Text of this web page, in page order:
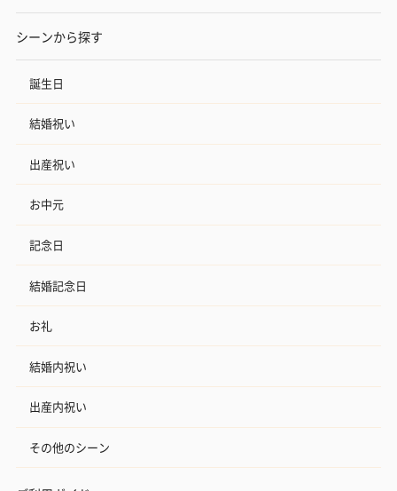
シーンから探す
誕生日
結婚祝い
出産祝い
お中元
記念日
結婚記念日
お礼
結婚内祝い
出産内祝い
その他のシーン